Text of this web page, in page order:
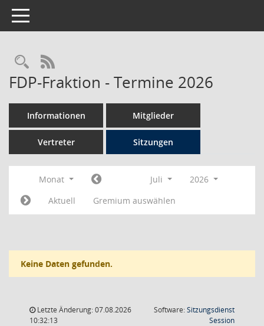
Toggle navigation
Rechercheauswahl
RSS-Feed
FDP-Fraktion - Termine 2026
Informationen Mitglieder
Vertreter Sitzungen
Monat Juli
2026
Aktuell
Gremium auswählen
Keine Daten gefunden.
Letzte Änderung: 07.08.2026
10:32:13
Software:Sitzungsdienst
Session(Wird in